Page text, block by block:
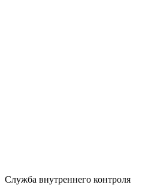
Служба внутреннего контроля